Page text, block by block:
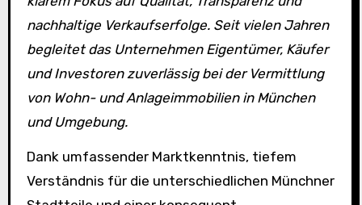
nachhaltige Verkaufserfolge. Seit vielen Jahren
begleitet das Unternehmen Eigentümer, Käufer
und Investoren zuverlässig bei der Vermittlung
von Wohn- und Anlageimmobilien in München
und Umgebung.
Dank umfassender Marktkenntnis, tiefem
Verständnis für die unterschiedlichen Münchner